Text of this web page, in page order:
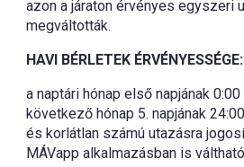
azon a járaton érvényes egyszeri
megváltották.
HAVI BÉRLETEK ÉRVÉNYESSÉGE:
a naptári hónap első napjának
következő hónap 5. napjának
és korlátlan számú utazásra
MÁVapp alkalmazásban is